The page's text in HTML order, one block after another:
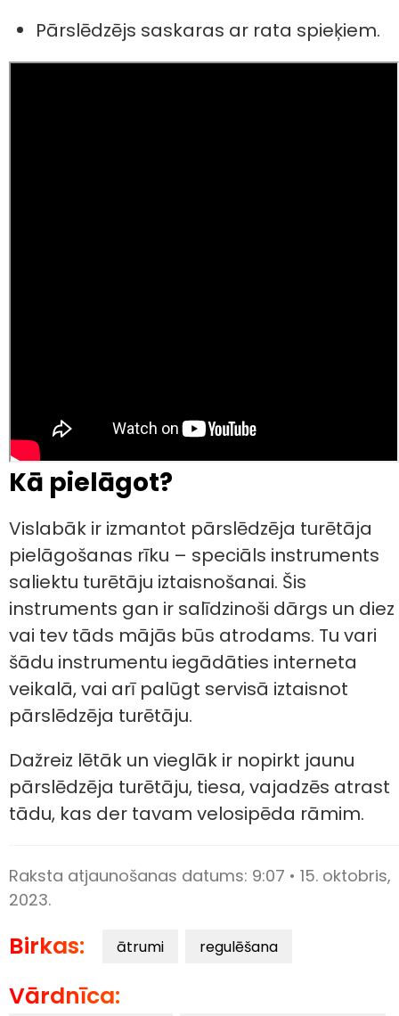
Pārslēdzējs saskaras ar rata spieķiem.
Kā pielāgot?
Vislabāk ir izmantot pārslēdzēja turētāja
pielāgošanas rīku – speciāls instruments
saliektu turētāju iztaisnošanai. Šis
instruments gan ir salīdzinoši dārgs un diez
vai tev tāds mājās būs atrodams. Tu vari
šādu instrumentu iegādāties interneta
veikalā, vai arī palūgt servisā iztaisnot
pārslēdzēja turētāju.
Dažreiz lētāk un vieglāk ir nopirkt jaunu
pārslēdzēja turētāju, tiesa, vajadzēs atrast
tādu, kas der tavam velosipēda rāmim.
Raksta atjaunošanas datums: 9:07 • 15. oktobris,
2023.
Birkas: ātrumi regulēšana
Vārdnīca: